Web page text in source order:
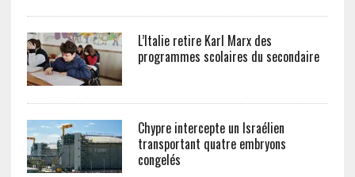
L’Italie retire Karl Marx des
programmes scolaires du secondaire
Chypre intercepte un Israélien
transportant quatre embryons
congelés